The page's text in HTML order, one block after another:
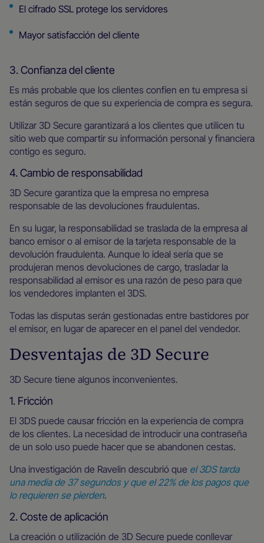
El cifrado SSL protege los servidores
Mayor satisfacción del cliente
3. Confianza del cliente
Es más probable que los clientes confíen en tu empresa si
están seguros de que su experiencia de compra es segura.
Utilizar 3D Secure garantizará a los clientes que utilicen tu
sitio web que compartir su información personal y financiera
contigo es seguro.
4. Cambio de responsabilidad
3D Secure garantiza que la empresa no empresa
responsable de las devoluciones fraudulentas.
En su lugar, la responsabilidad se traslada de la empresa al
banco emisor o al emisor de la tarjeta responsable de la
devolución fraudulenta. Aunque lo ideal sería que se
produjeran menos devoluciones de cargo, trasladar la
responsabilidad al emisor es una razón de peso para que
los vendedores implanten el 3DS.
Todas las disputas serán gestionadas entre bastidores por
el emisor, en lugar de aparecer en el panel del vendedor.
Desventajas de 3D Secure
3D Secure tiene algunos inconvenientes.
1. Fricción
El 3DS puede causar fricción en la experiencia de compra
de los clientes. La necesidad de introducir una contraseña
de un solo uso puede hacer que se abandonen cestas.
Una investigación de Ravelin descubrió que el 3DS tarda
una media de 37 segundos y que el 22% de los pagos que
lo requieren se pierden.
2. Coste de aplicación
La creación o utilización de 3D Secure puede conllevar